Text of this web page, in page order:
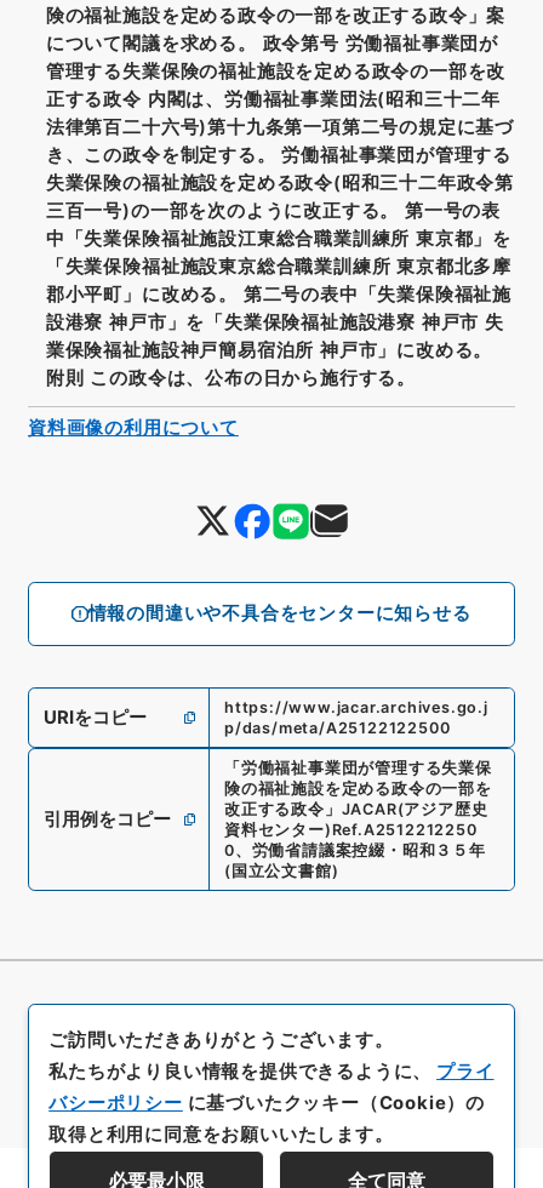
情報の間違いや不具合をセンターに知らせる
険の福祉施設を定める政令の一部を改正する政令」案
について閣議を求める。 政令第号 労働福祉事業団が
管理する失業保険の福祉施設を定める政令の一部を改
正する政令 内閣は、労働福祉事業団法(昭和三十二年
法律第百二十六号)第十九条第一項第二号の規定に基づ
き、この政令を制定する。 労働福祉事業団が管理する
失業保険の福祉施設を定める政令(昭和三十二年政令第
三百一号)の一部を次のように改正する。 第一号の表
中「失業保険福祉施設江東総合職業訓練所 東京都」を
「失業保険福祉施設東京総合職業訓練所 東京都北多摩
郡小平町」に改める。 第二号の表中「失業保険福祉施
設港寮 神戸市」を「失業保険福祉施設港寮 神戸市 失
業保険福祉施設神戸簡易宿泊所 神戸市」に改める。
附則 この政令は、公布の日から施行する。
URIをコピー
https://www.jacar.archives.go.j
p/das/meta/A25122122500
引用例をコピー
「 労働福祉事業団が管理する失業保
険の福祉施設を定める政令の一部を
改正する政令 」 JACAR(アジア歴史
資料センター) Ref.A2512212250
0、 労働省請議案控綴・昭和３５年
( 国立公文書館)
資料画像の利用について
ご訪問いただきありがとうございます。
私たちがより良い情報を提供できるように、 プライ
バシーポリシー に基づいたクッキー（Cookie）の
取得と利用に同意をお願いいたします。
必要最小限 全て同意